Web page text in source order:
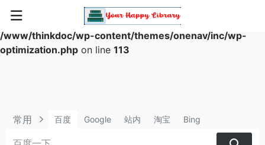
Warning
: Array to string conversion in
/www/thinkdoc/wp-content/themes/onenav/inc/wp-
optimization.php on line 113
常用 百度 Google 站内 淘宝 Bing